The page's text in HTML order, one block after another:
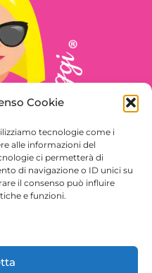
Cookie
tecnologie come i
alle informazioni del
ci permetterà di
di navigazione o ID unici su
il consenso può influire
e funzioni.
social